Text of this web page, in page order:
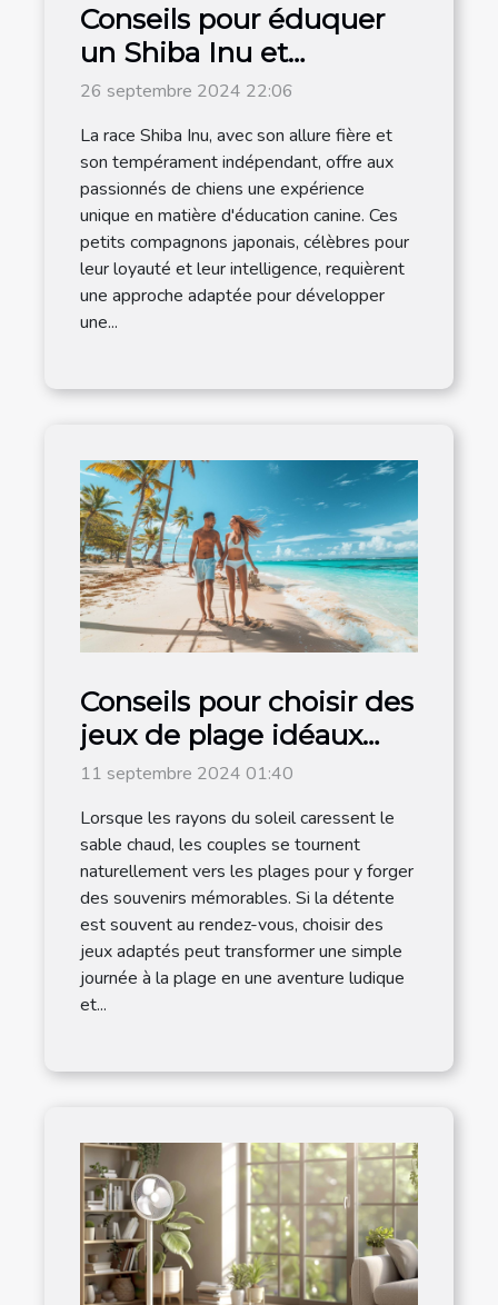
Conseils pour éduquer
un Shiba Inu et
renforcer son obéissance
26 septembre 2024 22:06
La race Shiba Inu, avec son allure fière et
son tempérament indépendant, offre aux
passionnés de chiens une expérience
unique en matière d'éducation canine. Ces
petits compagnons japonais, célèbres pour
leur loyauté et leur intelligence, requièrent
une approche adaptée pour développer
une...
Conseils pour choisir des
jeux de plage idéaux
pour les couples
11 septembre 2024 01:40
Lorsque les rayons du soleil caressent le
sable chaud, les couples se tournent
naturellement vers les plages pour y forger
des souvenirs mémorables. Si la détente
est souvent au rendez-vous, choisir des
jeux adaptés peut transformer une simple
journée à la plage en une aventure ludique
et...